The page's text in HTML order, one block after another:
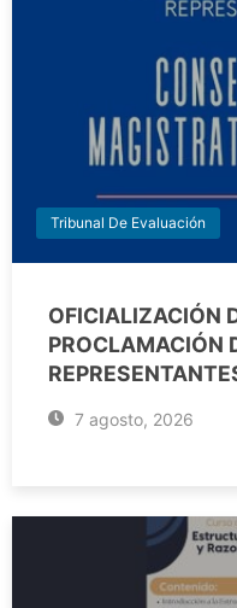
Tribunal De Evaluación
OFICIALIZACIÓN
PROCLAMACIÓN
7 agosto, 2026